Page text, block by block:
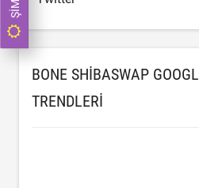
BONE SHIBASWAP
TRENDLERI